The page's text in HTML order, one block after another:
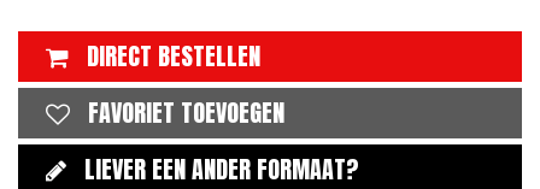
DIRECT BESTELLEN
FAVORIET TOEVOEGEN
LIEVER EEN ANDER FORMAAT?